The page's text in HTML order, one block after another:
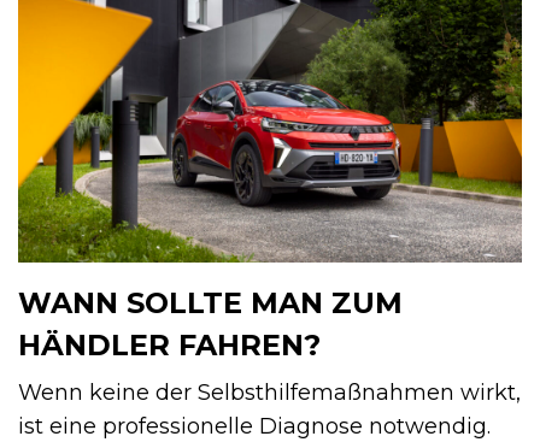
WANN SOLLTE MAN ZUM
HÄNDLER FAHREN?
Wenn keine der Selbsthilfemaßnahmen wirkt,
ist eine professionelle Diagnose notwendig.